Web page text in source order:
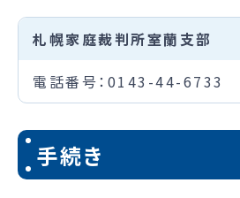
札幌家庭裁判所室蘭支部
電話番号：0143-44-6733
手続き